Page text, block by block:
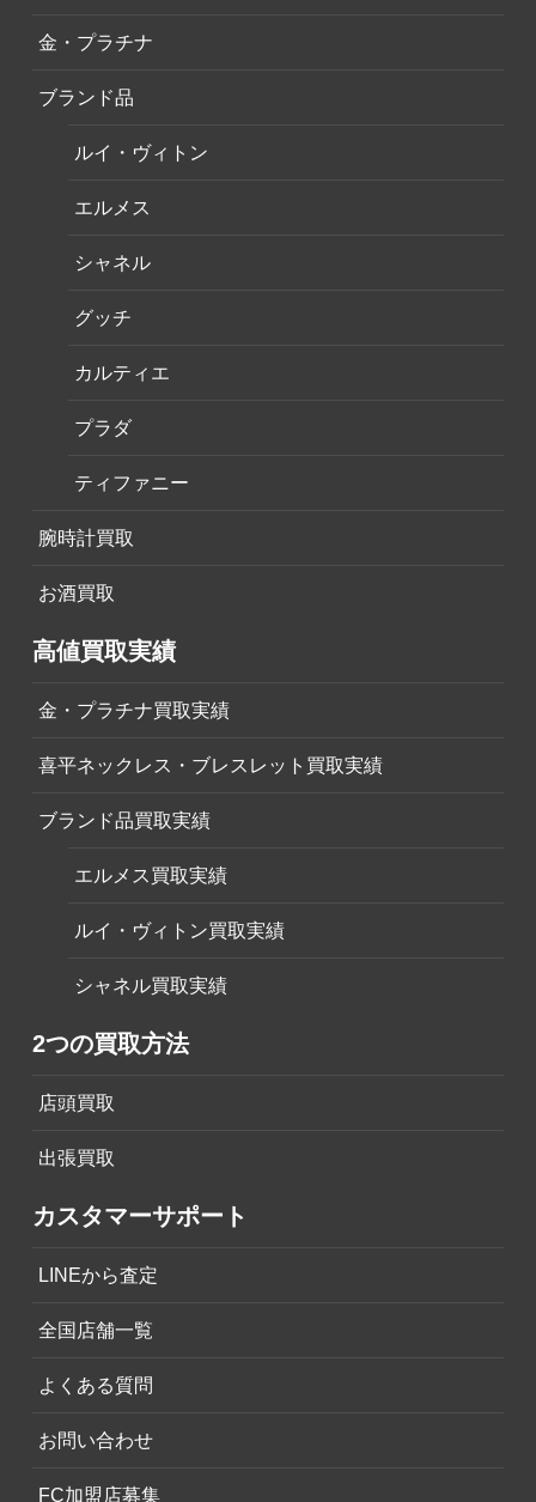
金・プラチナ
ブランド品
ルイ・ヴィトン
エルメス
シャネル
グッチ
カルティエ
プラダ
ティファニー
腕時計買取
お酒買取
高値買取実績
金・プラチナ買取実績
喜平ネックレス・ブレスレット買取実績
ブランド品買取実績
エルメス買取実績
ルイ・ヴィトン買取実績
シャネル買取実績
2つの買取方法
店頭買取
出張買取
カスタマーサポート
LINEから査定
全国店舗一覧
よくある質問
お問い合わせ
FC加盟店募集